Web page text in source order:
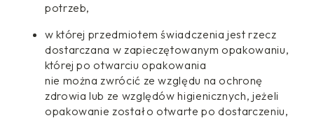
potrzeb,
w której przedmiotem świadczenia jest rzecz
dostarczana w zapieczętowanym opakowaniu,
której po otwarciu opakowania
nie można zwrócić ze względu na ochronę
zdrowia lub ze względów higienicznych, jeżeli
opakowanie zostało otwarte po dostarczeniu,